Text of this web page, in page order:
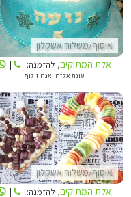
איסוף/משלוח אשקלון
אלת המתוקים, להזמנה: |
עוגת אלזה ואנה זילוף
איסוף/משלוח אשקלון
אלת המתוקים
אלת המתוקים, להזמנה: |